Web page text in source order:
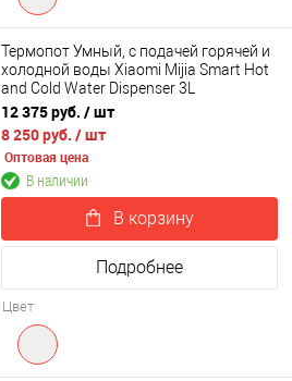
Термопот Умный, с подачей горячей и
холодной воды Xiaomi Mijia Smart Hot
and Cold Water Dispenser 3L
(MJMY23YM)
12 375 руб. / шт
8 250 руб. / шт
Оптовая цена
В наличии
В корзину
Подробнее
Цвет